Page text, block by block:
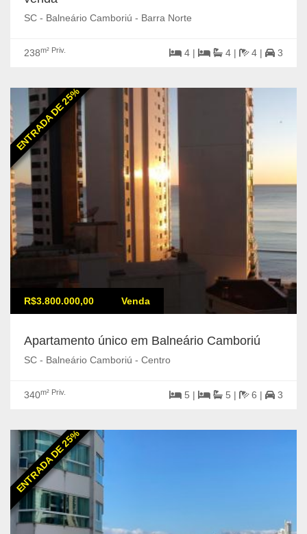
SC - Balneário Camboriú - Barra Norte
238m² Priv. 4 | 4 | 4 | 3
ENTRADA DE 25%
R$3.800.000,00 Venda
Apartamento único em Balneário Camboriú
SC - Balneário Camboriú - Centro
340m² Priv. 5 | 5 | 6 | 3
ENTRADA DE 25%